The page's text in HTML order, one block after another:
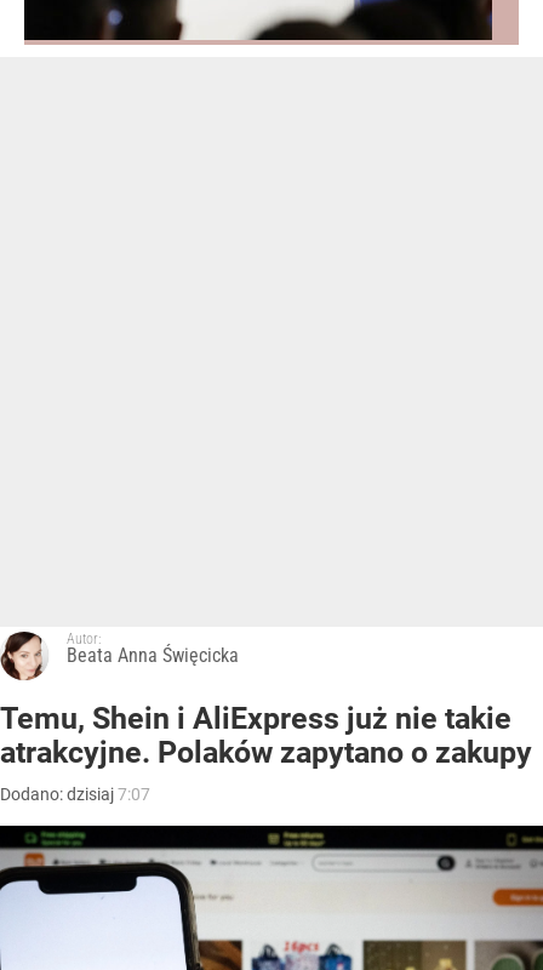
Autor:
Beata Anna Święcicka
Temu, Shein i AliExpress już nie takie
atrakcyjne. Polaków zapytano o zakupy
Dodano:dzisiaj7:07